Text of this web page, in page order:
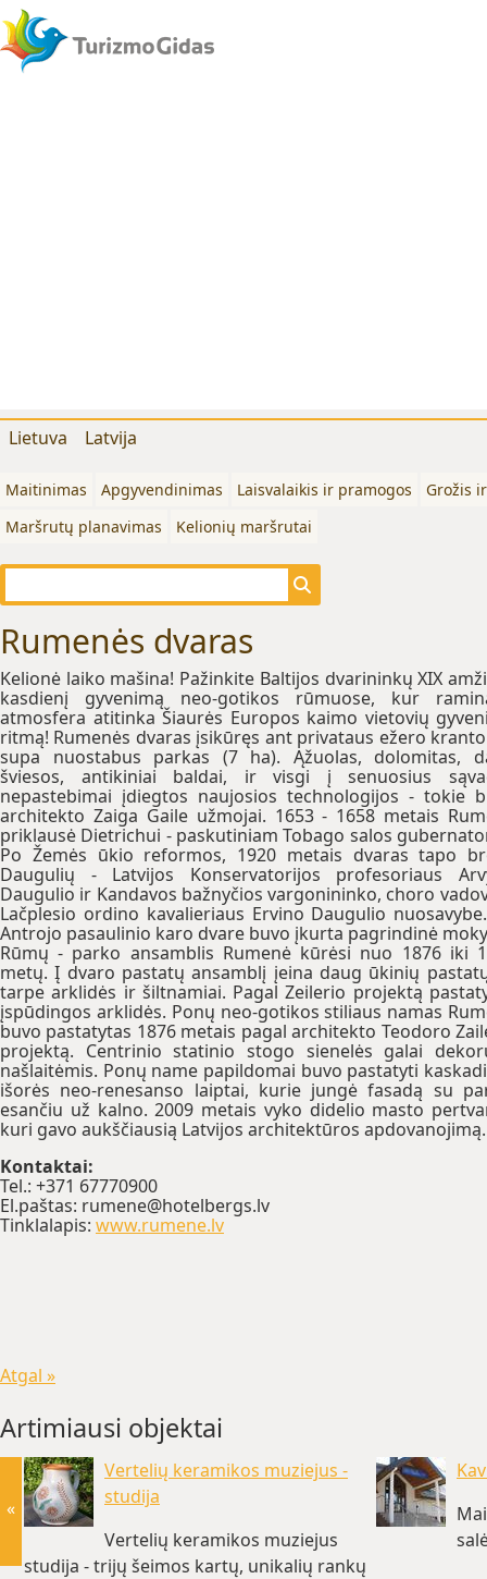
Lietuva Latvija
Maitinimas Apgyvendinimas Laisvalaikis ir pramogos
Grožis
Maršrutų planavimas
Kelionių maršrutai
Rumenės dvaras
Kelionė laiko mašina! Pažinkite Baltijos dvarininkų XIX
kasdienį gyvenimą neo-gotikos rūmuose, kur
atmosfera atitinka Šiaurės Europos kaimo vietovių
ritmą! Rumenės dvaras įsikūręs ant privataus ežero
supa nuostabus parkas (7 ha). Ąžuolas, dolomitas,
šviesos, antikiniai baldai, ir visgi į senuosius
nepastebimai įdiegtos naujosios technologijos - tokie
architekto Zaiga Gaile užmojai. 1653 - 1658 metais
priklausė Dietrichui - paskutiniam Tobago salos
Po Žemės ūkio reformos, 1920 metais dvaras tapo
Daugulių - Latvijos Konservatorijos profesoriaus
Daugulio ir Kandavos bažnyčios vargonininko, choro
Lačplesio ordino kavalieriaus Ervino Daugulio
Antrojo pasaulinio karo dvare buvo įkurta pagrindinė
Rūmų - parko ansamblis Rumenė kūrėsi nuo 1876 iki
metų. Į dvaro pastatų ansamblį įeina daug ūkinių
tarpe arklidės ir šiltnamiai. Pagal Zeilerio projektą
įspūdingos arklidės. Ponų neo-gotikos stiliaus namas
buvo pastatytas 1876 metais pagal architekto Teodoro
projektą. Centrinio statinio stogo sienelės galai
našlaitėmis. Ponų name papildomai buvo pastatyti
išorės neo-renesanso laiptai, kurie jungė fasadą su
esančiu už kalno. 2009 metais vyko didelio masto
kuri gavo aukščiausią Latvijos architektūros apdovanojimą.
Kontaktai:
Tel.: +371 67770900
El.paštas: rumene@hotelbergs.lv
Tinklalapis: www.rumene.lv
Atgal »
Artimiausi objektai
Vertelių keramikos muziejus -
studija
Vertelių keramikos muziejus
studija - trijų šeimos kartų, unikalių rankų
«